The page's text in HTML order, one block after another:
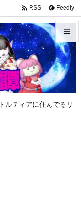
ルティアに住んでるリ


メニュ

サイド

 RSS Feedly